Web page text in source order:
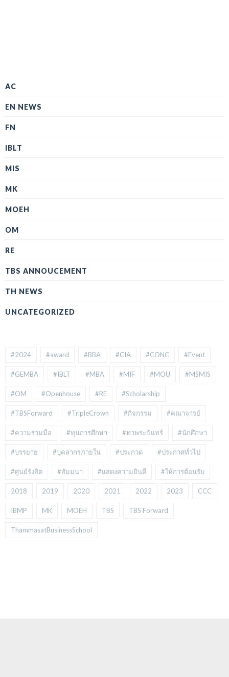
AC
EN NEWS
FN
IBLT
MIS
MK
MOEH
OM
RE
TBS ANNOUCEMENT
TH NEWS
UNCATEGORIZED
#2024 #award #BBA #CIA #CONC #Event
#GEMBA #IBLT #MBA #MIF #MOU #MSMIS
#OM #Openhouse #RE #Scholarship
#TBSForward #TripleCrown #กิจกรรม #คณาจารย์
#ความร่วมมือ #ทุนการศึกษา #ท่าพระจันทร์ #นักศึกษา
#บรรยาย #บุคลากรภายใน #ประกวด #ประกาศทั่วไป
#ศูนย์รังสิต #สัมมนา #แสดงความยินดี #ให้การต้อนรับ
2018 2019 2020 2021 2022 2023 CCC
IBMP MK MOEH TBS TBS Forward
ThammasatBusinessSchool